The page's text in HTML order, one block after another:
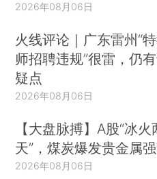
2026年08月06日
火线评论｜广东雷州“
师招聘违规”很雷，仍
疑点
2026年08月06日
【大盘脉搏】A股“冰火
天”，煤炭爆发贵金属
2026年08月06日